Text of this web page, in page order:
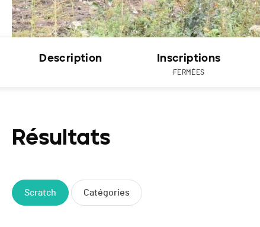
Description Inscriptions
FERMÉES
Résultats
Scratch Catégories